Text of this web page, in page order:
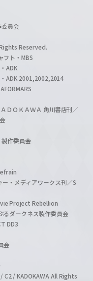
員会
Reserved.
フト・MBS
ADK
ADK 2001,2002,2014
ＤＯＫＡＷＡ 角川書店刊／
作委員会
・メディアワークス刊／S
Project Rebellion
るダークネス製作委員会
DD3
会
C2 / KADOKAWA All Rights